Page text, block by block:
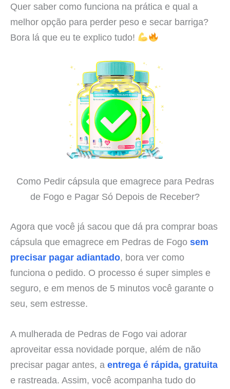
Quer saber como funciona na prática e qual a
melhor opção para perder peso e secar barriga?
Bora lá que eu te explico tudo!
Como Pedir cápsula que emagrece para Pedras
de Fogo e Pagar Só Depois de Receber?
Agora que você já sacou que dá pra comprar boas
cápsula que emagrece em Pedras de Fogo sem
precisar pagar adiantado, bora ver como
funciona o pedido. O processo é super simples e
seguro, e em menos de 5 minutos você garante o
seu, sem estresse.
A mulherada de Pedras de Fogo vai adorar
aproveitar essa novidade porque, além de não
precisar pagar antes, a entrega é rápida, gratuita
e rastreada. Assim, você acompanha tudo do